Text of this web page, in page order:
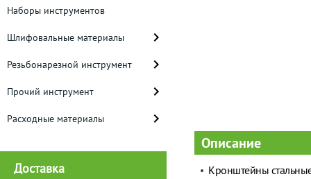
Наборы инструментов
Шлифовальные материалы
Резьбонарезной инструмент
Прочий инструмент
Расходные материалы
Доставка
Описание
Кронштейны